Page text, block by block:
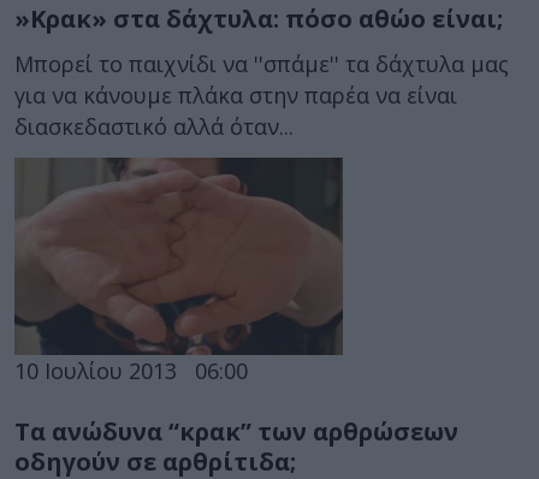
»Κρακ» στα δάχτυλα: πόσο αθώο είναι;
Μπορεί το παιχνίδι να ''σπάμε'' τα δάχτυλα μας
για να κάνουμε πλάκα στην παρέα να είναι
διασκεδαστικό αλλά όταν...
10 Ιουλίου 2013 06:00
Τα ανώδυνα “κρακ” των αρθρώσεων
οδηγούν σε αρθρίτιδα;